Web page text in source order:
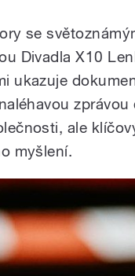
se
Divadla X10
ukazuje
ale
myšlení.